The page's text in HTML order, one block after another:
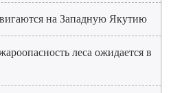
на Западную Якутию
леса ожидается в